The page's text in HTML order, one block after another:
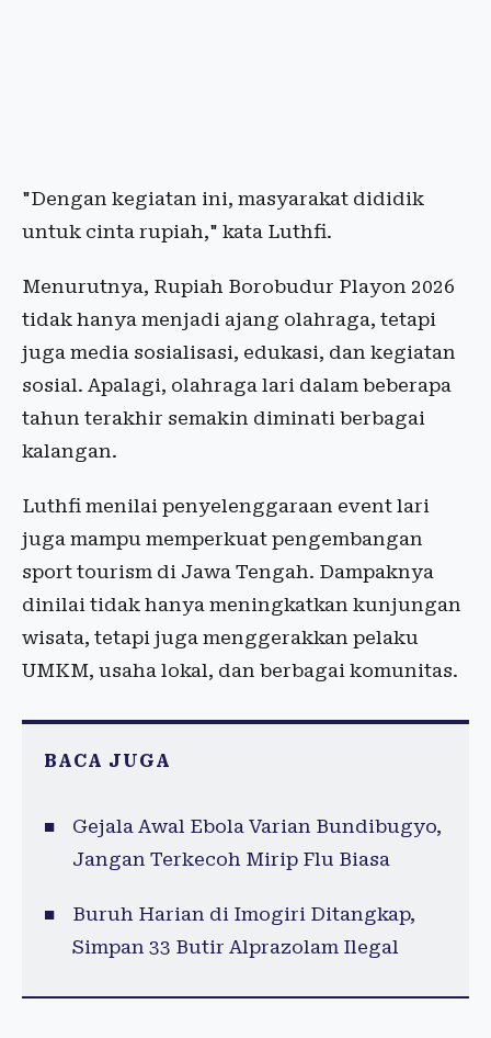
"Dengan kegiatan ini, masyarakat dididik
untuk cinta rupiah," kata Luthfi.
Menurutnya, Rupiah Borobudur Playon 2026
tidak hanya menjadi ajang olahraga, tetapi
juga media sosialisasi, edukasi, dan kegiatan
sosial. Apalagi, olahraga lari dalam beberapa
tahun terakhir semakin diminati berbagai
kalangan.
Luthfi menilai penyelenggaraan event lari
juga mampu memperkuat pengembangan
sport tourism di Jawa Tengah. Dampaknya
dinilai tidak hanya meningkatkan kunjungan
wisata, tetapi juga menggerakkan pelaku
UMKM, usaha lokal, dan berbagai komunitas.
BACA JUGA
Gejala Awal Ebola Varian Bundibugyo,
Jangan Terkecoh Mirip Flu Biasa
Buruh Harian di Imogiri Ditangkap,
Simpan 33 Butir Alprazolam Ilegal